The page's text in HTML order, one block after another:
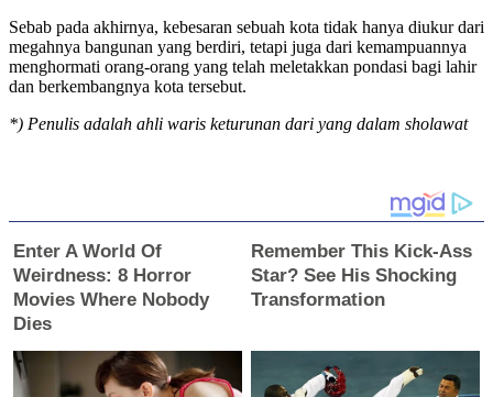
Sebab pada akhirnya, kebesaran sebuah kota tidak hanya diukur dari
megahnya bangunan yang berdiri, tetapi juga dari kemampuannya
menghormati orang-orang yang telah meletakkan pondasi bagi lahir
dan berkembangnya kota tersebut.
*) Penulis adalah ahli waris keturunan dari yang dalam sholawat